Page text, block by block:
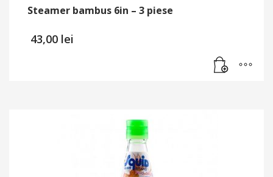
Steamer bambus 6in – 3 piese
43,00 lei